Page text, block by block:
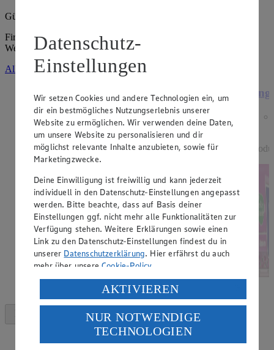
Gültig vom
Firma: Frank Klinner e.K., Coburger Straße 133, 96479
Weitramsdorf
Alle Angebote ansehen
Angebot: 15 % Rabatt auf alle Dessert-
Artikel der Marke EDEKA
Genussmomente.
Tagespreis
Tagespreis
Je nach Verfügbarkeit des Marktes.
Datenschutz-
Einstellungen
Wir setzen Cookies und andere Technologien ein, um
dir ein bestmögliches Nutzungserlebnis unserer
Website zu ermöglichen. Wir verwenden deine Daten,
um unsere Website zu personalisieren und dir
möglichst relevante Inhalte anzubieten, sowie für
Marketingzwecke.
Deine Einwilligung ist freiwillig und kann jederzeit
individuell in den Datenschutz-Einstellungen angepasst
werden. Bitte beachte, dass auf Basis deiner
Einstellungen ggf. nicht mehr alle Funktionalitäten zur
Verfügung stehen. Weitere Erklärungen sowie einen
Link zu den Datenschutz-Einstellungen findest du in
unserer Datenschutzerklärung. Hier erfährst du auch
mehr über unsereCookie-Policy.
Verarbeitung deiner personenbezogenen Daten in den
USA durch Facebook und YouTube:
Wenn du auf „Aktivieren“ klickst, willigst du im Sinne
des Art. 49 Abs. 1 Satz 1 lit. a) DSGVO ein, dass deine
Daten in den USA verarbeitet werden. Der EuGH sieht
AKTIVIEREN
NUR NOTWENDIGE
TECHNOLOGIEN